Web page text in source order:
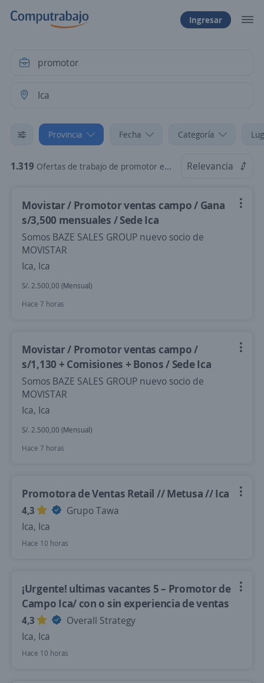
Ingresar
Provincia Fecha Categoría
1.319 Ofertas de trabajo de promotor en Ica Relevancia
Movistar / Promotor ventas campo / Gana
s/3,500 mensuales / Sede Ica
Somos BAZE SALES GROUP nuevo socio de
MOVISTAR
Ica, Ica
S/. 2.500,00 (Mensual)
Hace 7 horas
Movistar / Promotor ventas campo /
s/1,130 + Comisiones + Bonos / Sede Ica
Somos BAZE SALES GROUP nuevo socio de
MOVISTAR
Ica, Ica
S/. 2.500,00 (Mensual)
Hace 7 horas
Promotora de Ventas Retail // Metusa // Ica
4,3
Grupo Tawa
Ica, Ica
Hace 10 horas
¡Urgente! ultimas vacantes 5 – Promotor de
Campo Ica/ con o sin experiencia de ventas
4,3
Overall Strategy
Ica, Ica
Hace 10 horas